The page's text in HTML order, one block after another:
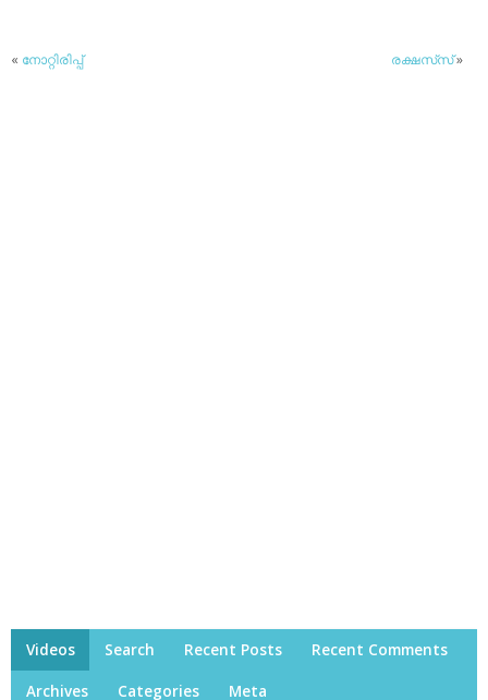
« നോറ്റിരിപ്പ് രക്ഷസ്‌സ്»
Videos Search Recent Posts Recent Comments
Archives Categories Meta